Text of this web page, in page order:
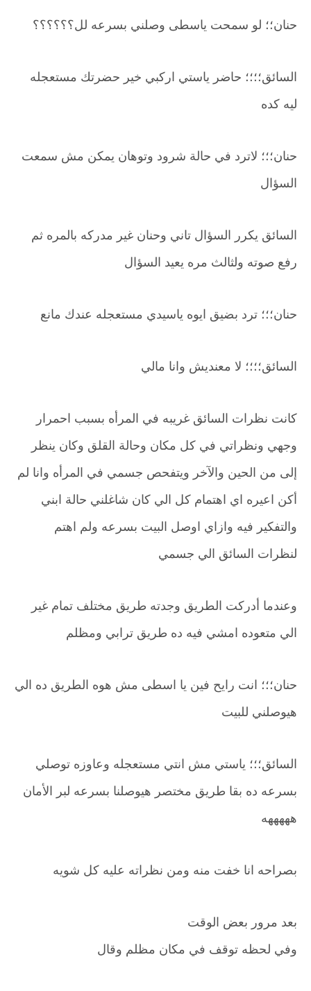
حنان؛؛ لو سمحت ياسطى وصلني بسرعه لل؟؟؟؟؟؟
السائق؛؛؛؛ حاضر ياستي اركبي خير حضرتك مستعجله
ليه كده
حنان؛؛؛ لاترد في حالة شرود وتوهان يمكن مش سمعت
السؤال
السائق يكرر السؤال تاني وحنان غير مدركه بالمره ثم
رفع صوته ولثالث مره يعيد السؤال
حنان؛؛؛ ترد بضيق ايوه ياسيدي مستعجله عندك مانع
السائق؛؛؛؛ لا معنديش وانا مالي
كانت نظرات السائق غريبه في المرأه بسبب احمرار
وجهي ونظراتي في كل مكان وحالة القلق وكان ينظر
إلى من الحين والآخر ويتفحص جسمي في المرأه وانا لم
أكن اعيره اي اهتمام كل الي كان شاغلني حالة ابني
والتفكير فيه وازاي اوصل البيت بسرعه ولم اهتم
لنظرات السائق الي جسمي
وعندما أدركت الطريق وجدته طريق مختلف تمام غير
الي متعوده امشي فيه ده طريق ترابي ومظلم
حنان؛؛؛ انت رايح فين يا اسطى مش هوه الطريق ده الي
هيوصلني للبيت
السائق؛؛؛ ياستي مش انتي مستعجله وعاوزه توصلي
بسرعه ده بقا طريق مختصر هيوصلنا بسرعه لبر الأمان
هههههه
بصراحه انا خفت منه ومن نظراته عليه كل شويه
بعد مرور بعض الوقت
وفي لحظه توقف في مكان مظلم وقال